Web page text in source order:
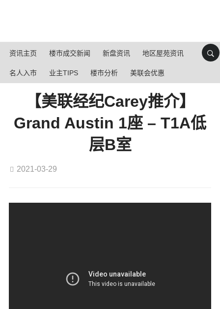
资讯主页 楼市成交新闻 新盘资讯 地区屋苑资讯
名人入市 业主TIPS 楼市分析 美联会优惠
【美联经纪Carey推介】
Grand Austin 1座 – T1A低
层B室
2021-03-29